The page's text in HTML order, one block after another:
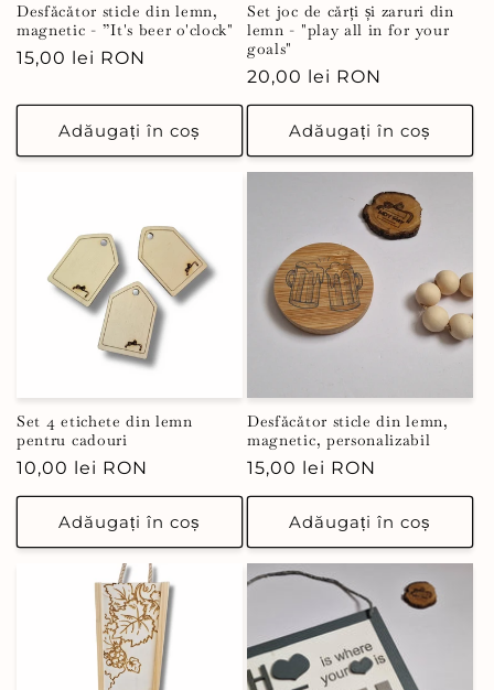
Desfăcător sticle din lemn,
magnetic - ”It's beer o'clock"
Preț
15,00 lei RON
Adăugați în coș
Set joc de cărți și zaruri din
lemn - "play all in for your
goals"
Preț
obișnuit
20,00 lei RON
Adăugați în coș
Set 4 etichete din lemn
pentru cadouri
Preț
obișnuit
10,00 lei RON
Adăugați în coș
Desfăcător sticle din lemn,
magnetic, personalizabil
Preț
obișnuit
15,00 lei RON
Adăugați în coș